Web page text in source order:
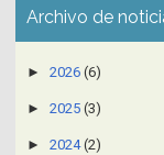
Archivo de
► 2026 (6)
► 2025 (3)
► 2024 (2)